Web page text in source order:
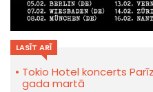
LASĪT ARĪ
Tokio Hotel koncerts
gada martā